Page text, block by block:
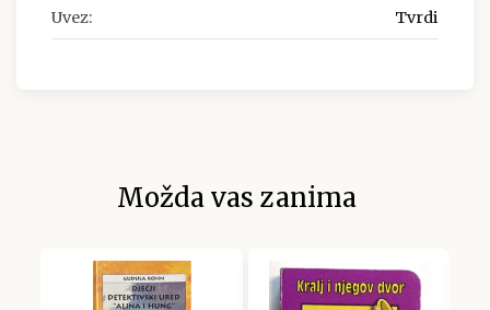
Uvez: Tvrdi
Možda vas zanima